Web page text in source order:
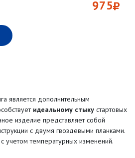
975
является дополнительным
идеальному стыку стартовых
изделие представляет собой
с двумя гвоздевыми планками.
учетом температурных изменений.